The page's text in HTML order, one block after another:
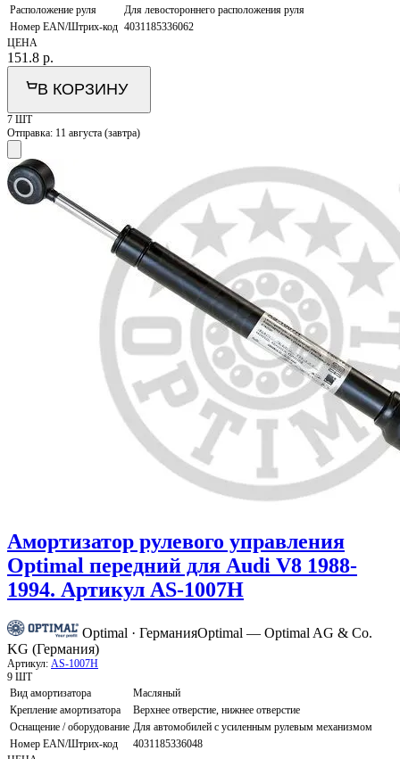
Расположение руля
Для левостороннего расположения руля
Номер EAN/Штрих-код 4031185336062
ЦЕНА
151.8 р.
В КОРЗИНУ
7 ШТ
Отправка: 11 августа (завтра)
Амортизатор рулевого управления
Optimal передний для Audi V8 1988-
1994. Артикул AS-1007H
Optimal · ГерманияOptimal — Optimal AG & Co.
KG (Германия)
Артикул: AS-1007H
9 ШТ
Вид амортизатора
Масляный
Крепление амортизатора
Верхнее отверстие, нижнее отверстие
Оснащение / оборудование Для автомобилей с усиленным рулевым механизмом
Номер EAN/Штрих-код
4031185336048